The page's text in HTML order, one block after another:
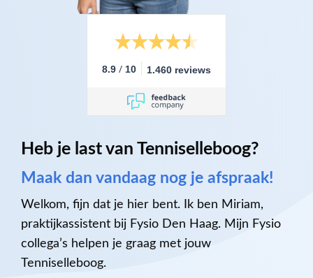
8.9 / 10 1.460 reviews
Heb je last van Tenniselleboog?
Maak dan vandaag nog je afspraak!
Welkom, fijn dat je hier bent. Ik ben Miriam,
praktijkassistent bij Fysio Den Haag. Mijn Fysio
collega’s helpen je graag met jouw
Tenniselleboog.